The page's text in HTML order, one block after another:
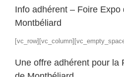
Info adhérent – Foire Expo
Montbéliard
Une offre adhérent pour la